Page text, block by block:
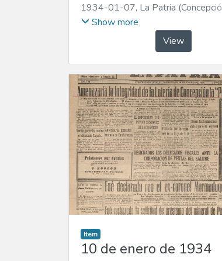
1934-01-07, La Patria
1923)
Show more
View
Item
10 de enero de 1934